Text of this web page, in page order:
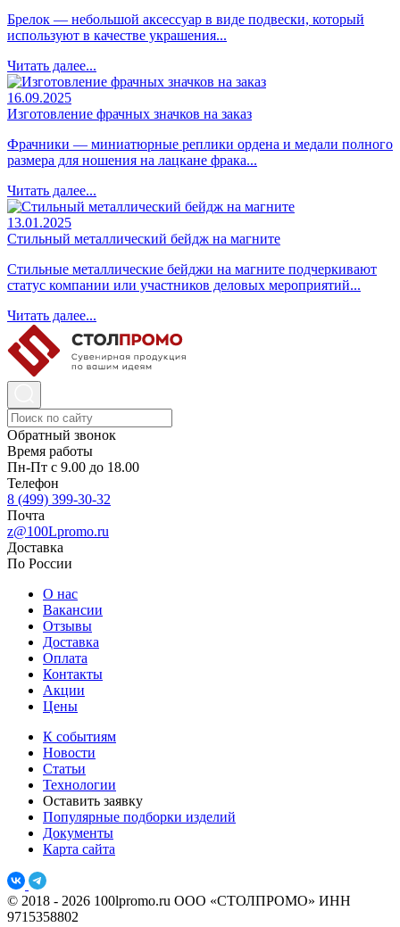
Брелок — небольшой аксессуар в виде подвески, который
используют в качестве украшения...
Читать далее...
16.09.2025
Изготовление фрачных значков на заказ
Фрачники — миниатюрные реплики ордена и медали полного
размера для ношения на лацкане фрака...
Читать далее...
13.01.2025
Стильный металлический бейдж на магните
Стильные металлические бейджи на магните подчеркивают
статус компании или участников деловых мероприятий...
Читать далее...
Обратный звонок
Время работы
Пн-Пт с 9.00 до 18.00
Телефон
8 (499) 399-30-32
Почта
z@100Lpromo.ru
Доставка
По России
О нас
Вакансии
Отзывы
Доставка
Оплата
Контакты
Акции
Цены
К событиям
Новости
Статьи
Технологии
Оставить заявку
Популярные подборки изделий
Документы
Карта сайта
© 2018 - 2026 100lpromo.ru ООО «СТОЛПРОМО» ИНН
9715358802